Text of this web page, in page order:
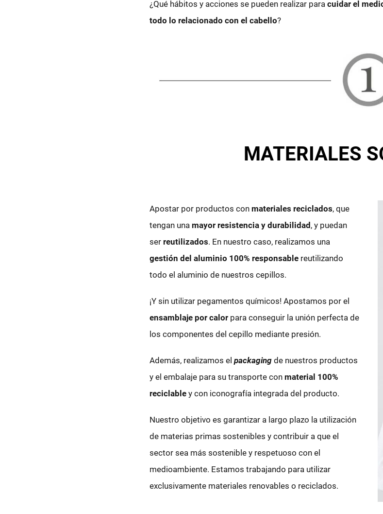
¿Qué hábitos y acciones se pueden realizar para cuidar el
todo lo relacionado con el cabello?
MATERIALES
Apostar por productos con materiales reciclados, que
tengan una mayor resistencia y durabilidad , y puedan
ser reutilizados. En nuestro caso, realizamos una
gestión del aluminio 100% responsablereutilizando
todo el aluminio de nuestros cepillos.
¡Y sin utilizar pegamentos químicos! Apostamos por el
ensamblaje por calorpara conseguir la unión perfecta de
los componentes del cepillo mediante presión.
Además, realizamos el packagingde nuestros productos
y el embalaje para su transporte con material 100%
reciclabley con iconografía integrada del producto.
Nuestro objetivo es garantizar a largo plazo la utilización
de materias primas sostenibles y contribuir a que el
sector sea más sostenible y respetuoso con el
medioambiente. Estamos trabajando para utilizar
exclusivamente materiales renovables o reciclados.